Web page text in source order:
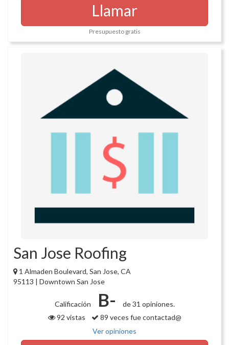
Llamar
Presupuesto gratis
San Jose Roofing
1 Almaden Boulevard, San Jose, CA
95113 | Downtown San Jose
Calificación B-
de 31 opiniones.
92 vistas
89 veces fue contactad@
Ver opiniones